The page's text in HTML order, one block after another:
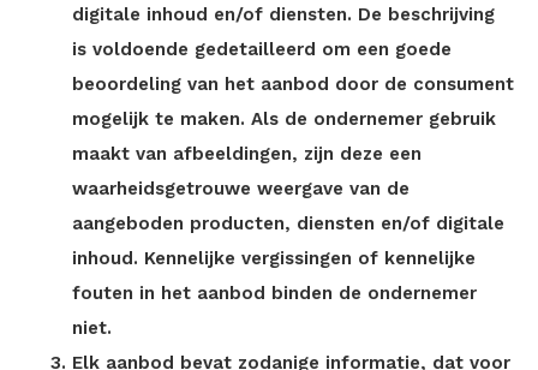
digitale inhoud en/of diensten. De beschrijving
is voldoende gedetailleerd om een goede
beoordeling van het aanbod door de consument
mogelijk te maken. Als de ondernemer gebruik
maakt van afbeeldingen, zijn deze een
waarheidsgetrouwe weergave van de
aangeboden producten, diensten en/of digitale
inhoud. Kennelijke vergissingen of kennelijke
fouten in het aanbod binden de ondernemer
niet.
Elk aanbod bevat zodanige informatie, dat voor